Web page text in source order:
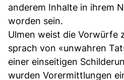
anderem Inhalte in ihrem
worden sein.
Ulmen weist die Vorwürfe
sprach von «unwahren
einer einseitigen
wurden Vorermittlungen